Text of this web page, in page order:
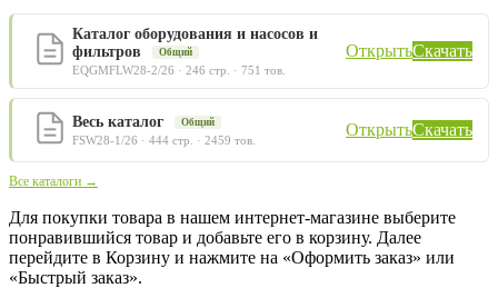
Каталог оборудования и насосов и
фильтров
Общий
EQGMFLW28-2/26 · 246 стр. · 751 тов.
ОткрытьСкачать
Весь каталог Общий
FSW28-1/26 · 444 стр. · 2459 тов.
ОткрытьСкачать
Все каталоги →
Для покупки товара в нашем интернет-магазине выберите
понравившийся товар и добавьте его в корзину. Далее
перейдите в Корзину и нажмите на «Оформить заказ» или
«Быстрый заказ».